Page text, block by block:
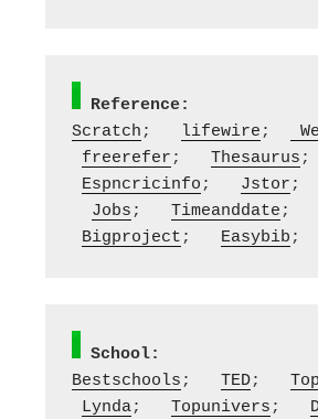
Reference:
Scratch; lifewire;
freerefer; Thesaurus
Espncricinfo; Jstor
Jobs; Timeanddate;
Bigproject; Easybib
School:
Bestschools; TED;
Lynda; Topunivers;